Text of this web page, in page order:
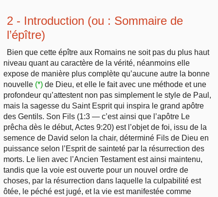
2 - Introduction (ou : Sommaire de
l’épître)
Bien que cette épître aux Romains ne soit pas du plus haut
niveau quant au caractère de la vérité, néanmoins elle
expose de manière plus complète qu’aucune autre la bonne
nouvelle (*) de Dieu, et elle le fait avec une méthode et une
profondeur qu’attestent non pas simplement le style de Paul,
mais la sagesse du Saint Esprit qui inspira le grand apôtre
des Gentils. Son Fils (1:3 — c’est ainsi que l’apôtre Le
prêcha dès le début, Actes 9:20) est l’objet de foi, issu de la
semence de David selon la chair, déterminé Fils de Dieu en
puissance selon l’Esprit de sainteté par la résurrection des
morts. Le lien avec l’Ancien Testament est ainsi maintenu,
tandis que la voie est ouverte pour un nouvel ordre de
choses, par la résurrection dans laquelle la culpabilité est
ôtée, le péché est jugé, et la vie est manifestée comme